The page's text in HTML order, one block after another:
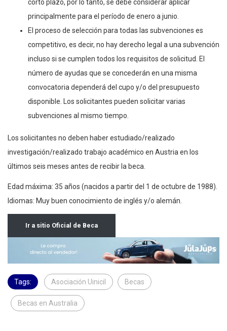
corto plazo, por lo tanto, se debe considerar aplicar
principalmente para el período de enero a junio.
El proceso de selección para todas las subvenciones es
competitivo, es decir, no hay derecho legal a una subvención
incluso si se cumplen todos los requisitos de solicitud. El
número de ayudas que se concederán en una misma
convocatoria dependerá del cupo y/o del presupuesto
disponible. Los solicitantes pueden solicitar varias
subvenciones al mismo tiempo.
Los solicitantes no deben haber estudiado/realizado
investigación/realizado trabajo académico en Austria en los
últimos seis meses antes de recibir la beca.
Edad máxima: 35 años (nacidos a partir del 1 de octubre de 1988).
Idiomas: Muy buen conocimiento de inglés y/o alemán.
Ir a sitio Oficial de Beca
Tags: Asociación Uinicil Becas
Becas en Australia